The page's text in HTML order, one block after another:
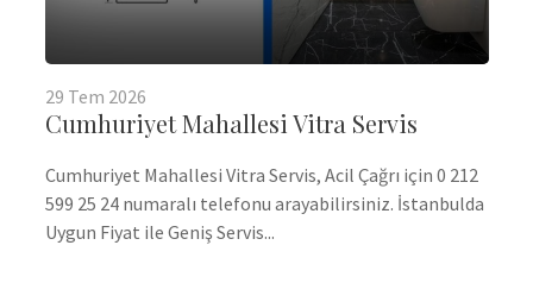
29 Tem 2026
Cumhuriyet Mahallesi Vitra Servis
Cumhuriyet Mahallesi Vitra Servis, Acil Çağrı için 0 212
599 25 24 numaralı telefonu arayabilirsiniz. İstanbulda
Uygun Fiyat ile Geniş Servis...